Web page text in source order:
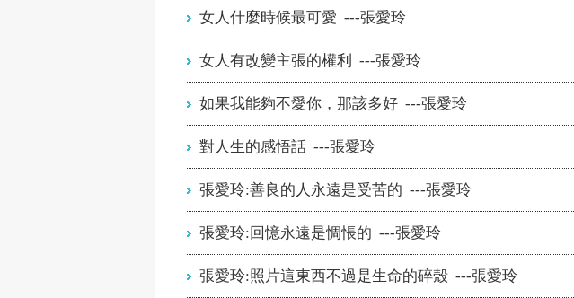
女人什麼時候最可愛 ---張愛玲
女人有改變主張的權利 ---張愛玲
如果我能夠不愛你，那該多好 ---張愛玲
對人生的感悟話 ---張愛玲
張愛玲:善良的人永遠是受苦的 ---張愛玲
張愛玲:回憶永遠是惆悵的 ---張愛玲
張愛玲:照片這東西不過是生命的碎殼 ---張愛玲